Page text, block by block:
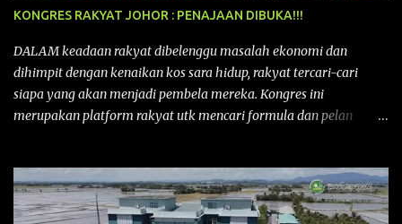
KONGRES RAKYAT JOHOR : PENAJAAN DIBUKA!!!
DALAM keadaan rakyat dibelenggu masalah ekonomi dan
dihimpit dengan kenaikan kos sara hidup, rakyat tercari-cari
siapa yang akan menjadi pembela mereka. Kongres ini
merupakan platform rakyat utk mencari formula dan pelan
pertama yang telah diadakan pada 12 September 2015 di Shah
Alam, Selangor, di peringkat kebangsaan dengan tema